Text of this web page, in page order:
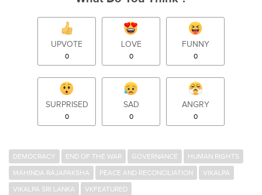
UPVOTE
0
LOVE
0
FUNNY
0
SURPRISED
0
SAD
0
ANGRY
0
DEMOCRACY END OF THE WAR GOVERNANCE
HUMAN RIGHTS
MAHINDA RAJAPAKSHA
PEACE AND RECONCILIATION
VIKALPA
VIKALPA SRI LANKA
VKFEATURED